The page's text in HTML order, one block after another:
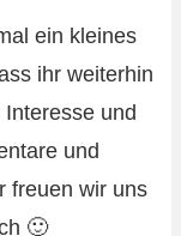
ein kleines
ihr weiterhin
und
und
freuen wir uns
🙂